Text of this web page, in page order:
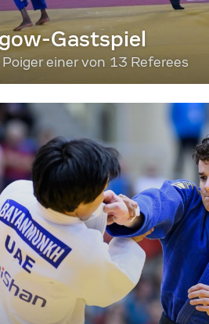
Gastspiel
einer von 13 Referees